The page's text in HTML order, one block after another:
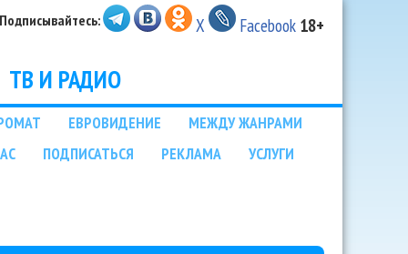
X Facebook 18+
ТВ И РАДИО
ЕВРОВИДЕНИЕ
МЕЖДУ ЖАНРАМИ
ПОДПИСАТЬСЯ РЕКЛАМА УСЛУГИ